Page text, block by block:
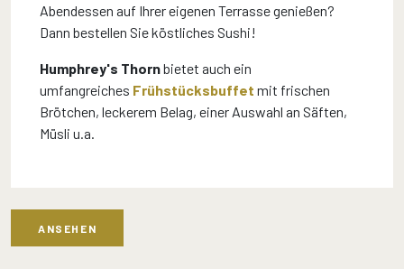
Abendessen auf Ihrer eigenen Terrasse genießen?
Dann bestellen Sie köstliches Sushi!
Humphrey's Thornbietet auch ein
umfangreiches Frühstücksbuffet mit frischen
Brötchen, leckerem Belag, einer Auswahl an Säften,
Müsli u.a.
ANSEHEN